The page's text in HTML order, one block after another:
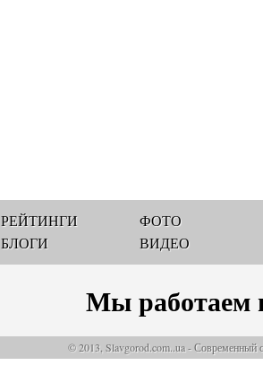
РЕЙТИНГИ
БЛОГИ
ФОТО
ВИДЕО
Мы работаем
© 2013, Slavgorod.com..ua - Современный